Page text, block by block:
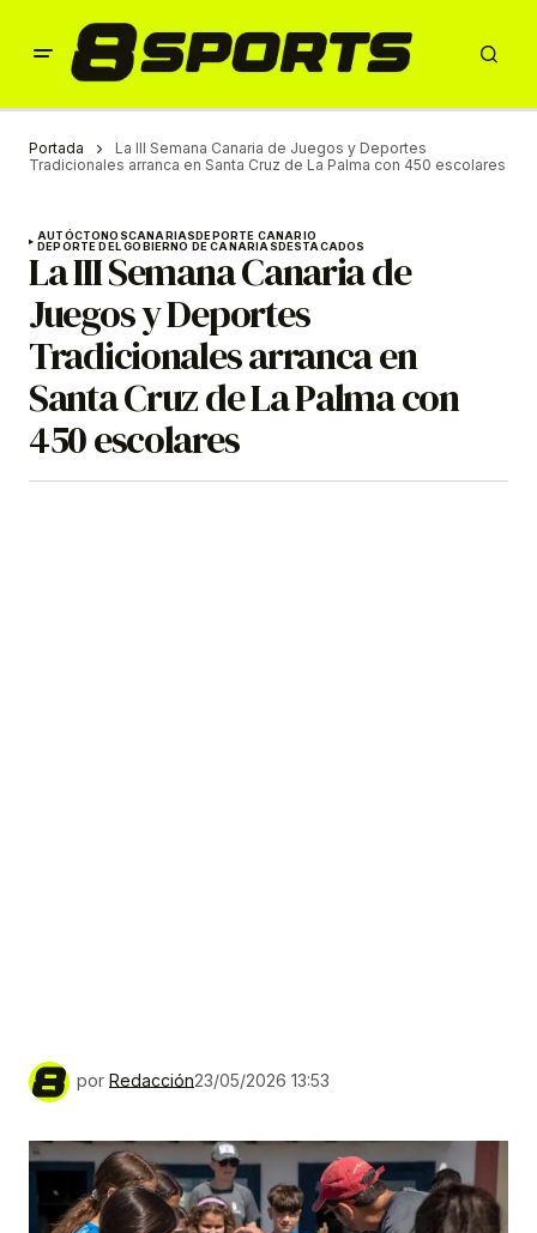
Portada
La III Semana Canaria de Juegos y Deportes
Tradicionales arranca en Santa Cruz de La Palma con 450 escolares
AUTÓCTONOSCANARIASDEPORTE CANARIO
DEPORTE DEL GOBIERNO DE CANARIASDESTACADOS
La III Semana Canaria de
Juegos y Deportes
Tradicionales arranca en
Santa Cruz de La Palma con
450 escolares
por Redacción23/05/2026 13:53